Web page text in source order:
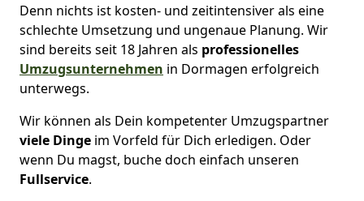
Denn nichts ist kosten- und zeitintensiver als eine
schlechte Umsetzung und ungenaue Planung. Wir
sind bereits seit 18 Jahren als professionelles
Umzugsunternehmen in Dormagen erfolgreich
unterwegs.
Wir können als Dein kompetenter Umzugspartner
viele Dinge im Vorfeld für Dich erledigen. Oder
wenn Du magst, buche doch einfach unseren
Fullservice.